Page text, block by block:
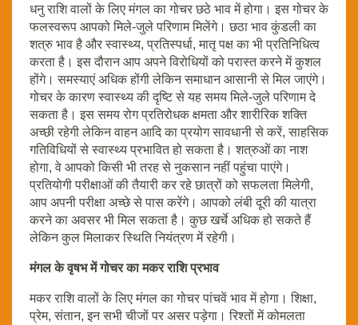
धनु राशि वालों के लिए मंगल का गोचर छठे भाव में होगा। इस गोचर के
फलस्वरूप आपको मिले-जुले परिणाम मिलेंगे। छठा भाव कुंडली का
शत्रु भाव है और स्वास्थ्य, प्रतिस्पर्धा, मातृ पक्ष का भी प्रतिनिधित्व
करता है। इस दौरान आप अपने विरोधियों को परास्त करने में कुशल
होंगे। समस्याएं अधिक होंगी लेकिन समाधान आसानी से मिल जाएंगे।
गोचर के कारण स्वास्थ्य की दृष्टि से यह समय मिले-जुले परिणाम दे
सकता है। इस समय रोग प्रतिरोधक क्षमता और शारीरिक शक्ति
अच्छी रहेगी लेकिन वाहन आदि का प्रयोग सावधानी से करें, साहसिक
गतिविधियों से स्वास्थ्य प्रभावित हो सकता है। शत्रुओं का नाश
होगा, वे आपको किसी भी तरह से नुकसान नहीं पहुंचा पाएंगे।
प्रतियोगी परीक्षाओं की तैयारी कर रहे छात्रों को सफलता मिलेगी,
आप अपनी परीक्षा अच्छे से पास करेंगे। आपको लंबी दूरी की यात्रा
करने का अवसर भी मिल सकता है। कुछ खर्चे अधिक हो सकते हैं
लेकिन कुल मिलाकर स्थिति नियंत्रण में रहेगी।
मंगल के वृषभ में गोचर का मकर राशि प्रभाव
मकर राशि वालों के लिए मंगल का गोचर पांचवें भाव में होगा। शिक्षा,
प्रेम, संतान, इन सभी चीजों पर असर पड़ेगा। रिश्तों में कोमलता